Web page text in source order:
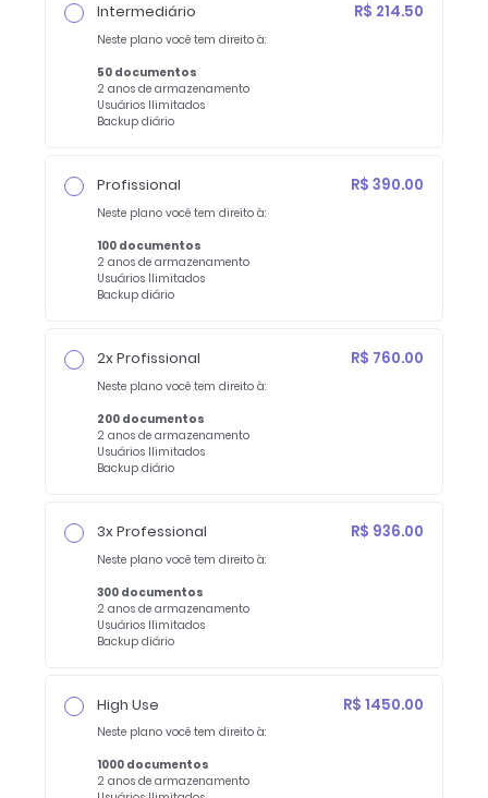
Intermediário R$ 214.50
Neste plano você tem direito à:
50 documentos
2 anos de armazenamento
Usuários Ilimitados
Backup diário
Profissional R$ 390.00
Neste plano você tem direito à:
100 documentos
2 anos de armazenamento
Usuários Ilimitados
Backup diário
2x Profissional R$ 760.00
Neste plano você tem direito à:
200 documentos
2 anos de armazenamento
Usuários Ilimitados
Backup diário
3x Professional R$ 936.00
Neste plano você tem direito à:
300 documentos
2 anos de armazenamento
Usuários Ilimitados
Backup diário
High Use R$ 1450.00
Neste plano você tem direito à:
1000 documentos
2 anos de armazenamento